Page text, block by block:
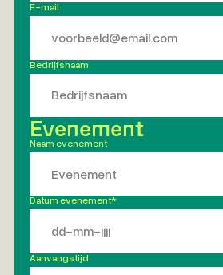
E-mail
Bedrijfsnaam
Evenement
Naam evenement*
Datum evenement*
Aanvangstijd